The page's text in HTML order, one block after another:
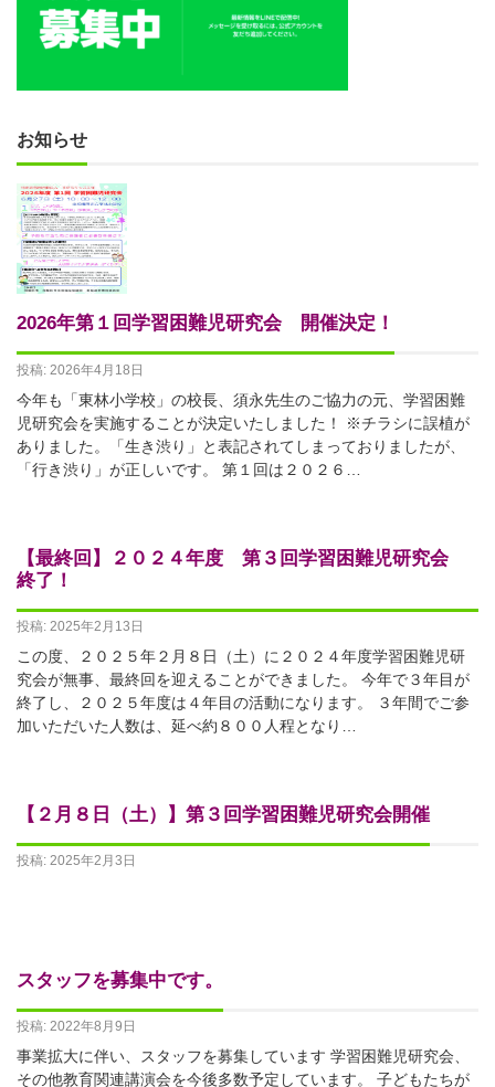
お知らせ
2026年第１回学習困難児研究会 開催決定！
投稿: 2026年4月18日
今年も「東林小学校」の校長、須永先生のご協力の元、学習困難
児研究会を実施することが決定いたしました！ ※チラシに誤植が
ありました。「生き渋り」と表記されてしまっておりましたが、
「行き渋り」が正しいです。 第１回は２０２６…
【最終回】２０２４年度 第３回学習困難児研究会
終了！
投稿: 2025年2月13日
この度、２０２５年２月８日（土）に２０２４年度学習困難児研
究会が無事、最終回を迎えることができました。 今年で３年目が
終了し、２０２５年度は４年目の活動になります。 ３年間でご参
加いただいた人数は、延べ約８００人程となり…
【２月８日（土）】第３回学習困難児研究会開催
投稿: 2025年2月3日
スタッフを募集中です。
投稿: 2022年8月9日
事業拡大に伴い、スタッフを募集しています 学習困難児研究会、
その他教育関連講演会を今後多数予定しています。 子どもたちが